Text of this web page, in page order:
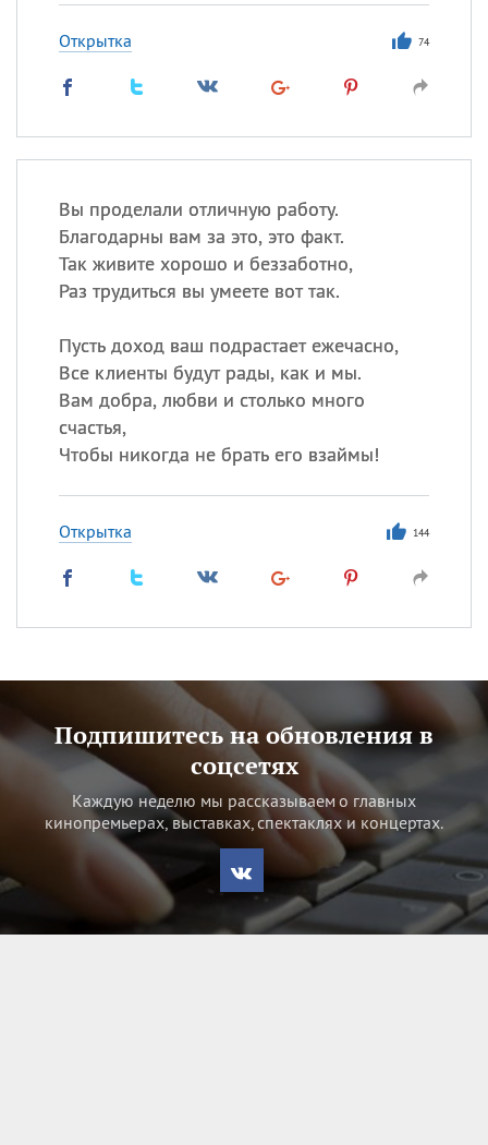
Открытка 74
Вы проделали отличную работу.
Благодарны вам за это, это факт.
Так живите хорошо и беззаботно,
Раз трудиться вы умеете вот так.
Пусть доход ваш подрастает ежечасно,
Все клиенты будут рады, как и мы.
Вам добра, любви и столько много
счастья,
Чтобы никогда не брать его взаймы!
Открытка 144
Подпишитесь на обновления в
соцсетях
Каждую неделю мы рассказываем о главных
кинопремьерах, выставках, спектаклях и концертах.